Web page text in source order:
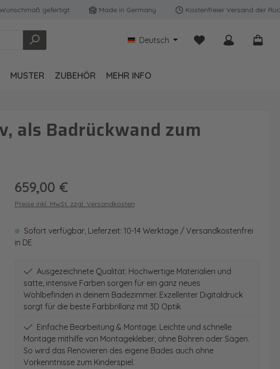
gefertigt Made in Germany Kostenfreier Versand der
Deutsch Du hast 0 Produkte
MUSTER ZUBEHÖR MEHR INFO
als Badrückwand zum
Regulärer Preis:
659,00 €
Preise inkl. MwSt. zzgl. Versandkosten
Sofort verfügbar, Lieferzeit: 10-14 Werktage / Versandkostenfrei
in DE
Ausgezeichnete Qualität: Hochwertige Materialien und
satte, intensive Farben sorgen für ein ganz neues
Wohlbefinden in deinem Badezimmer. Exzellenter Digitaldruck
sorgt für die beste Farbbrillanz mit 3D Optik
Einfache Bearbeitung & Montage: Leichte und schnelle
Montage mithilfe von Montagekleber, ohne Bohren oder Sägen.
So wird das Renovieren des eigene Bades auch ohne
Vorkenntnisse zum Kinderspiel.